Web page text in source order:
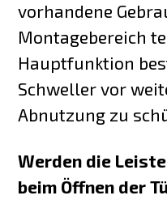
vorhandene
Montagebereich
Hauptfunktion
Schweller vor
Abnutzung zu
Werden die
beim Öffnen der